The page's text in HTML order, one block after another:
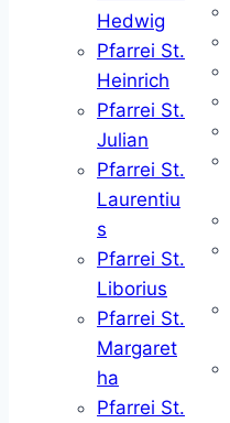
Hedwig
Pfarrei St.
Heinrich
Pfarrei St.
Julian
Pfarrei St.
Laurentiu
s
Pfarrei St.
Liborius
Pfarrei St.
Margaret
ha
Pfarrei St.